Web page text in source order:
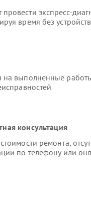
экспресс-
время без
на выполненные
консультация
ремонта,
по телефону или